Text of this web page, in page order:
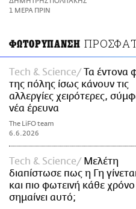
ΑΜΠΑ
1 ΜΕΡΑ ΠΡΙΝ
ΦΩΤΟΡΥΠΑΝΣΗ
Τech & Science
Τα έντονα
της πόλης ίσως κάνουν τις
αλλεργίες χειρότερες,
νέα έρευνα
The LiFO team
6.6.2026
Τech & Science
Μελέτη
διαπίστωσε πως η Γη
και πιο φωτεινή κάθε χρόνο
σημαίνει αυτό;